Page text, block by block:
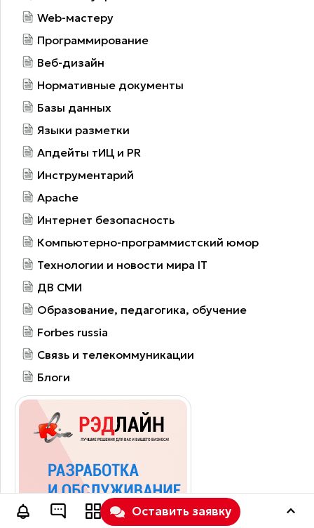
Web-мастеру
Программирование
Веб-дизайн
Нормативные документы
Базы данных
Языки разметки
Апдейты тИЦ и PR
Инструментарий
Apache
Интернет безопасность
Компьютерно-программистский юмор
Технологии и новости мира IT
ДВ СМИ
Образование, педагогика, обучение
Forbes russia
Связь и телекоммуникации
Блоги
Оставить заявку